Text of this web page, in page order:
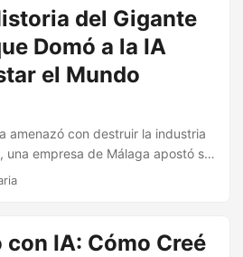
del Gigante
Domó a la IA
el Mundo
amenazó con destruir la industria
empresa de Málaga apostó su
total. Esta es la historia de Freepik:
IA: Cómo Creé